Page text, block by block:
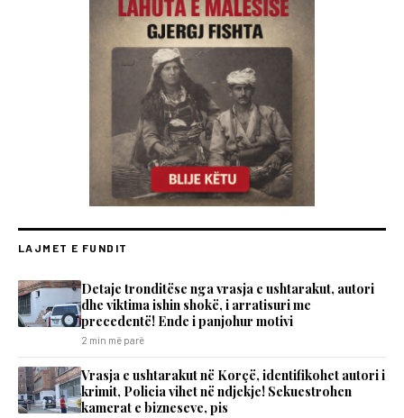
LAJMET E FUNDIT
Detaje tronditëse nga vrasja e ushtarakut, autori
dhe viktima ishin shokë, i arratisuri me
precedentë! Ende i panjohur motivi
2 min më parë
Vrasja e ushtarakut në Korçë, identifikohet autori i
krimit, Policia vihet në ndjekje! Sekuestrohen
kamerat e bizneseve, pis